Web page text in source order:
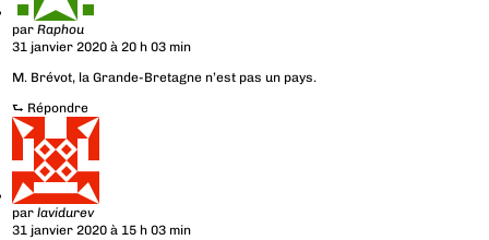
parRaphou
31 janvier 2020 à 20 h 03 min
M. Brévot, la Grande-Bretagne n’est pas un pays.
⮑ Répondre
parlavidurev
31 janvier 2020 à 15 h 03 min